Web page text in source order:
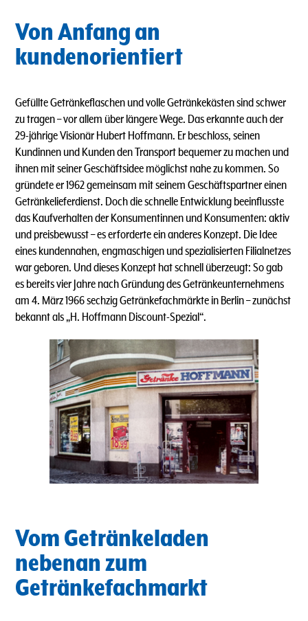
Von Anfang an
kundenorientiert
Gefüllte Getränkeflaschen und volle Getränkekästen sind schwer
zu tragen – vor allem über längere Wege. Das erkannte auch der
29-jährige Visionär Hubert Hoffmann. Er beschloss, seinen
Kundinnen und Kunden den Transport bequemer zu machen und
ihnen mit seiner Geschäftsidee möglichst nahe zu kommen. So
gründete er 1962 gemeinsam mit seinem Geschäftspartner einen
Getränkelieferdienst. Doch die schnelle Entwicklung beeinflusste
das Kaufverhalten der Konsumentinnen und Konsumenten: aktiv
und preisbewusst – es erforderte ein anderes Konzept. Die Idee
eines kundennahen, engmaschigen und spezialisierten Filialnetzes
war geboren. Und dieses Konzept hat schnell überzeugt: So gab
es bereits vier Jahre nach Gründung des Getränkeunternehmens
am 4. März 1966 sechzig Getränkefachmärkte in Berlin – zunächst
bekannt als „H. Hoffmann Discount-Spezial“.
Vom Getränkeladen
nebenan zum
Getränkefachmarkt